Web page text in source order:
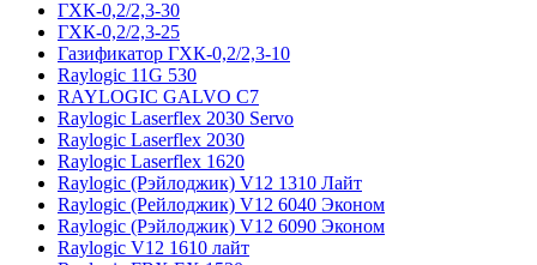
ГХК-0,2/2,3-30
ГХК-0,2/2,3-25
Газификатор ГХК-0,2/2,3-10
Raylogic 11G 530
RAYLOGIC GALVO С7
Raylogic Laserflex 2030 Servo
Raylogic Laserflex 2030
Raylogic Laserflex 1620
Raylogic (Рэйлоджик) V12 1310 Лайт
Raylogic (Рейлоджик) V12 6040 Эконом
Raylogic (Рэйлоджик) V12 6090 Эконом
Raylogic V12 1610 лайт